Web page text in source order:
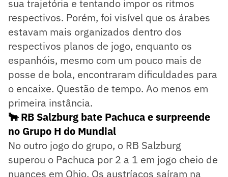
sua trajetória e tentando impor os ritmos
respectivos. Porém, foi visível que os árabes
estavam mais organizados dentro dos
respectivos planos de jogo, enquanto os
espanhóis, mesmo com um pouco mais de
posse de bola, encontraram dificuldades para
o encaixe. Questão de tempo. Ao menos em
primeira instância.
🐂 RB Salzburg bate Pachuca e surpreende
no Grupo H do Mundial
No outro jogo do grupo, o RB Salzburg
superou o Pachuca por 2 a 1 em jogo cheio de
nuances em Ohio. Os austríacos saíram na